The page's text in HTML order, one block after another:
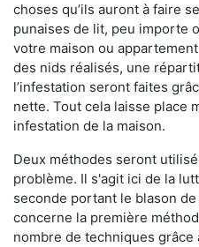
choses qu’ils auront à faire
punaises de lit, peu importe
votre maison ou
des nids réalisés, une
l’infestation seront faites
nette. Tout cela laisse place
infestation de la maison.
Deux méthodes seront
problème. Il s'agit ici de la
seconde portant le blason
concerne la première
nombre de techniques grâce